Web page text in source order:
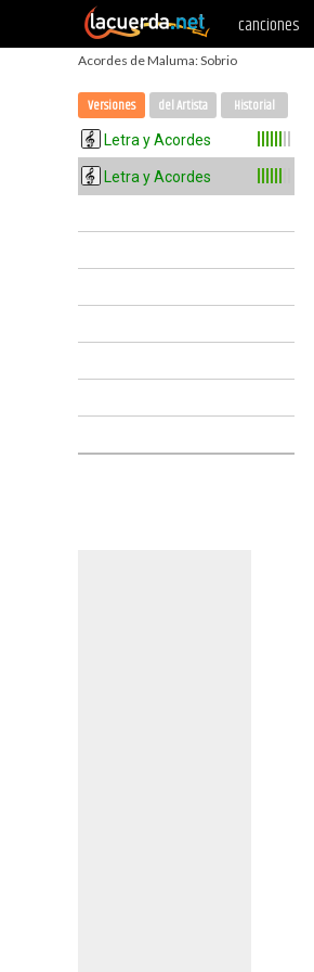
canciones
Acordes de Maluma: Sobrio
Versiones del Artista Historial
Letra y Acordes
Letra y Acordes